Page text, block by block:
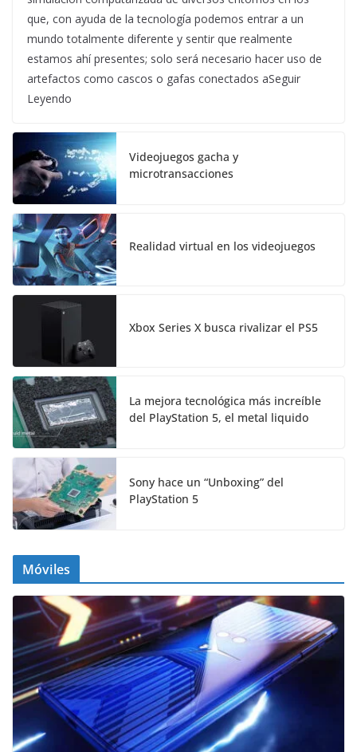
que, con ayuda de la tecnología podemos entrar a un
mundo totalmente diferente y sentir que realmente
estamos ahí presentes; solo será necesario hacer uso de
artefactos como cascos o gafas conectados aSeguir
Leyendo
Videojuegos gacha y
microtransacciones
Realidad virtual en los videojuegos
Xbox Series X busca rivalizar el PS5
La mejora tecnológica más increíble
del PlayStation 5, el metal liquido
Sony hace un “Unboxing” del
PlayStation 5
Móviles